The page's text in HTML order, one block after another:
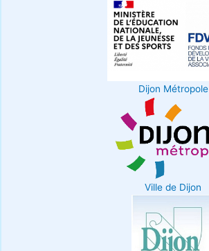
Dijon Métropole
Ville de Dijon